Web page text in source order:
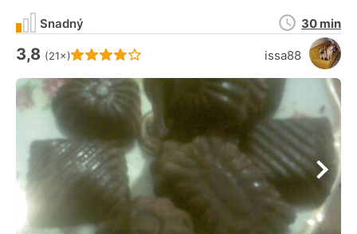
Hodnocení receptu je
3,8 (21×) issa88
Snadný
Doba
přípravy
30 min